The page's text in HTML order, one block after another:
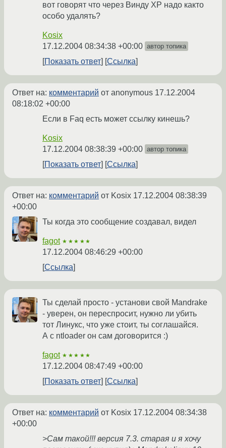
вот говорят что через Винду XP надо както
особо удалять?
Kosix
17.12.2004 08:34:38 +00:00 автор топика
Показать ответ Ссылка
Ответ на: комментарий от anonymous 17.12.2004
08:18:02 +00:00
Если в Faq есть может ссылку кинешь?
Kosix
17.12.2004 08:38:39 +00:00 автор топика
Показать ответ Ссылка
Ответ на: комментарий от Kosix 17.12.2004 08:38:39
+00:00
Ты когда это сообщение создавал, видел
fagot ★★★★★
17.12.2004 08:46:29 +00:00
Ссылка
Ты сделай просто - установи свой Mandrake
- уверен, он переспросит, нужно ли убить
тот Линукс, что уже стоит, ты соглашайся.
А с ntloader он сам договорится :)
fagot ★★★★★
17.12.2004 08:47:49 +00:00
Показать ответ
Ссылка
Ответ на: комментарий от Kosix 17.12.2004 08:34:38
+00:00
>Сам такой!!! версия 7.3. старая и я хочу